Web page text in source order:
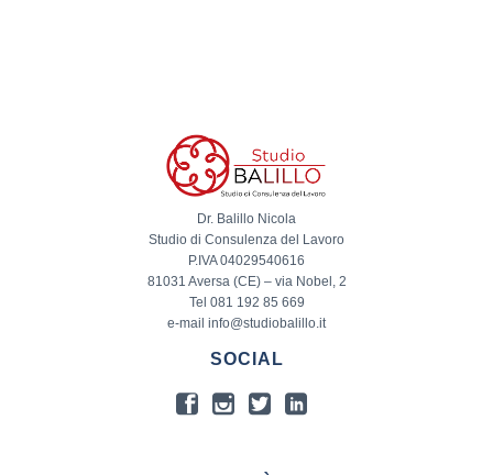
Dr. Balillo Nicola
Studio di Consulenza del Lavoro
P.IVA 04029540616
81031 Aversa (CE) – via Nobel, 2
Tel 081 192 85 669
e-mail info@studiobalillo.it
SOCIAL